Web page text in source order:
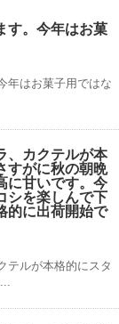
す。今年はお菓
年はお菓子用ではな
、カクテルが本
すがに秋の朝晩
に甘いです。今
シを楽しんで下
的に出荷開始で
テルが本格的にスタ